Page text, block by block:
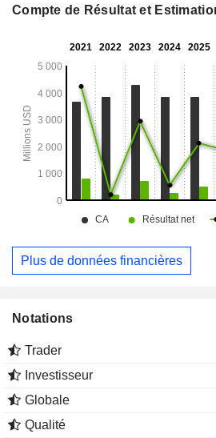
sur divers services et capacités,
données et l'analyse ; et autres.
Compte de Résultat et
Plus de données financières
Notations
Trader
Investisseur
Globale
Qualité